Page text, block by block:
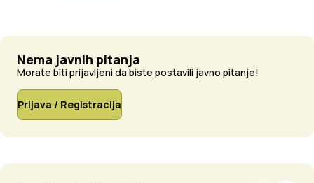
Nema javnih pitanja
Morate biti prijavljeni da biste postavili javno pitanje!
Prijava / Registracija